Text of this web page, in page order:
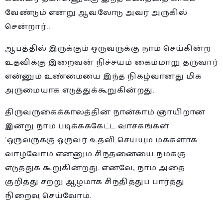
வேண்டும் என்று ஆவலோடு அவர் அருகில்
சென்றார்..
ஆபத்தில் இருக்கும் ஒருவருக்கு நாம் செய்கின்ற
உதவிக்கு இறைவன் நிச்சயம் கைம்மாறு தருவார்
என்னும் உண்மையை இந்த நிகழ்வானது மிக
அருமையாக எடுத்துக்கூறுகின்றது.
திருவருகைக்காலத்தின் நான்காம் ஞாயிறான
இன்று நாம் படிக்கக்கேட்ட வாசகங்கள்
‘ஒருவருக்கு ஒருவர் உதவி செய்யும் மக்களாக
வாழ்வோம் என்னும் சிந்தனையை நமக்கு
எடுத்துக் கூறுகின்றது. எனவே, நாம் அதை
குறித்து சற்று ஆழமாக சிந்தித்துப் பார்த்து
நிறைவு செய்வோம்.